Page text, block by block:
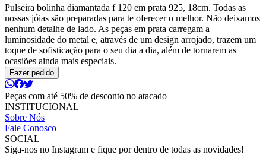
Pulseira bolinha diamantada f 120 em prata 925, 18cm. Todas as
nossas jóias são preparadas para te oferecer o melhor. Não deixamos
nenhum detalhe de lado. As peças em prata carregam a
luminosidade do metal e, através de um design arrojado, trazem um
toque de sofisticação para o seu dia a dia, além de tornarem as
ocasiões ainda mais especiais.
Fazer pedido
Peças com até 50% de desconto no atacado
INSTITUCIONAL
Sobre Nós
Fale Conosco
SOCIAL
Siga-nos no Instagram e fique por dentro de todas as novidades!